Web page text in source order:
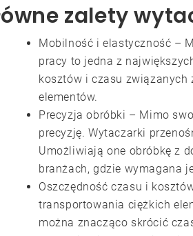
zalety
Mobilność i elastyczność –
pracy to jedna z
kosztów i czasu związanych
elementów.
Precyzja obróbki – Mimo
precyzję. Wytaczarki
Umożliwiają one obróbkę z
branżach, gdzie wymagana
Oszczędność czasu i
transportowania ciężkich
można znacząco skrócić